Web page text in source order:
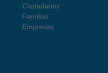
Ciudadanos
Familias
Empresas